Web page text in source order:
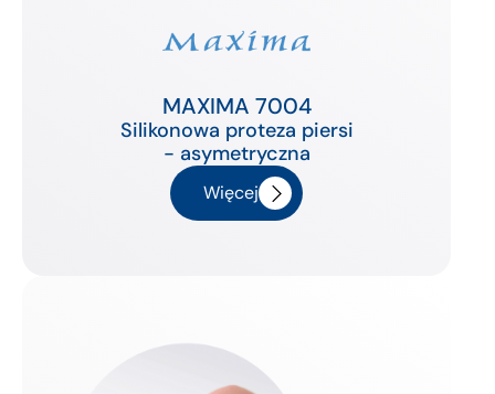
MAXIMA 7004
Silikonowa proteza piersi
- asymetryczna
Więcej